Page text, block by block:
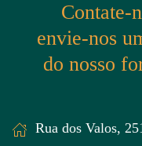
Contate-
envie-nos
do nosso
Rua dos Valos,